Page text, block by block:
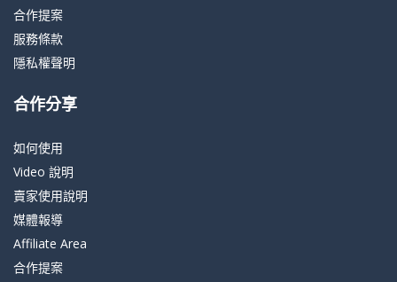
合作提案
服務條款
隱私權聲明
合作分享
如何使用
Video 說明
賣家使用說明
媒體報導
Affiliate Area
合作提案